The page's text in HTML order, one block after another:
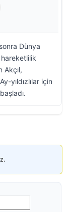
sonra Dünya
hareketlilik
Akçıl,
yıldızlılar için